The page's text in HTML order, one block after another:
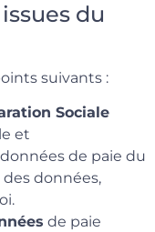
du
suivants :
Sociale
et
de paie du
des données,
de paie